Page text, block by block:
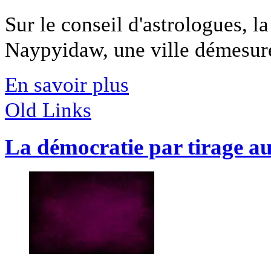
Sur le conseil d'astrologues,
Naypyidaw, une ville
En savoir plus
Old Links
La démocratie par tirage